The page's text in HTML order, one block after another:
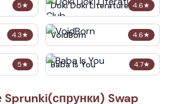
5★ 4.6★
Doki Doki Literature Club
4.3★ 4.6★
VoidBorn
5★ 4.7★
Baba Is You
Sprunki(спрунки) Swap